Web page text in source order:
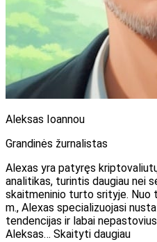
Aleksas Ioannou
Grandinės žurnalistas
Alexas yra patyręs
analitikas, turintis daugiau nei
skaitmeninio turto srityje. Nuo
m., Alexas specializuojasi
tendencijas ir labai
Aleksas… Skaityti daugiau